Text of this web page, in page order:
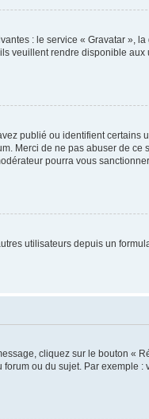
: le service « Gravatar »,
veuillent rendre disponible
publié ou identifient certains
Merci de ne pas abuser de ce
pourra vous
utilisateurs depuis un
cliquez sur le bouton «
ou du sujet. Par exemple